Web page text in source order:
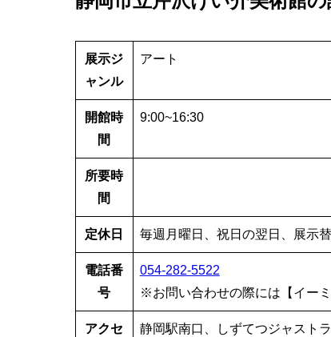
展示ジ
ャンル
アート
開館時
間
9:00~16:30
所要時
間
定休日 毎週月曜日、祝日の翌日、展示
電話番
号
054-282-5522
※お問い合わせの際には【イー
アクセ
静岡駅南口、しずてつジャスト